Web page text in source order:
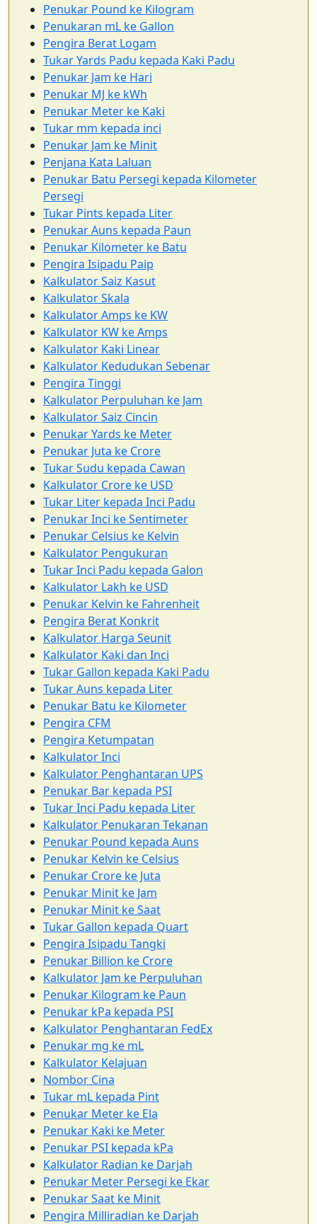
Penukar Pound ke Kilogram
Penukaran mL ke Gallon
Pengira Berat Logam
Tukar Yards Padu kepada Kaki Padu
Penukar Jam ke Hari
Penukar MJ ke kWh
Penukar Meter ke Kaki
Tukar mm kepada inci
Penukar Jam ke Minit
Penjana Kata Laluan
Penukar Batu Persegi kepada Kilometer
Persegi
Tukar Pints kepada Liter
Penukar Auns kepada Paun
Penukar Kilometer ke Batu
Pengira Isipadu Paip
Kalkulator Saiz Kasut
Kalkulator Skala
Kalkulator Amps ke KW
Kalkulator KW ke Amps
Kalkulator Kaki Linear
Kalkulator Kedudukan Sebenar
Pengira Tinggi
Kalkulator Perpuluhan ke Jam
Kalkulator Saiz Cincin
Penukar Yards ke Meter
Penukar Juta ke Crore
Tukar Sudu kepada Cawan
Kalkulator Crore ke USD
Tukar Liter kepada Inci Padu
Penukar Inci ke Sentimeter
Penukar Celsius ke Kelvin
Kalkulator Pengukuran
Tukar Inci Padu kepada Galon
Kalkulator Lakh ke USD
Penukar Kelvin ke Fahrenheit
Pengira Berat Konkrit
Kalkulator Harga Seunit
Kalkulator Kaki dan Inci
Tukar Gallon kepada Kaki Padu
Tukar Auns kepada Liter
Penukar Batu ke Kilometer
Pengira CFM
Pengira Ketumpatan
Kalkulator Inci
Kalkulator Penghantaran UPS
Penukar Bar kepada PSI
Tukar Inci Padu kepada Liter
Kalkulator Penukaran Tekanan
Penukar Pound kepada Auns
Penukar Kelvin ke Celsius
Penukar Crore ke Juta
Penukar Minit ke Jam
Penukar Minit ke Saat
Tukar Gallon kepada Quart
Pengira Isipadu Tangki
Penukar Billion ke Crore
Kalkulator Jam ke Perpuluhan
Penukar Kilogram ke Paun
Penukar kPa kepada PSI
Kalkulator Penghantaran FedEx
Penukar mg ke mL
Kalkulator Kelajuan
Nombor Cina
Tukar mL kepada Pint
Penukar Meter ke Ela
Penukar Kaki ke Meter
Penukar PSI kepada kPa
Kalkulator Radian ke Darjah
Penukar Meter Persegi ke Ekar
Penukar Saat ke Minit
Pengira Milliradian ke Darjah